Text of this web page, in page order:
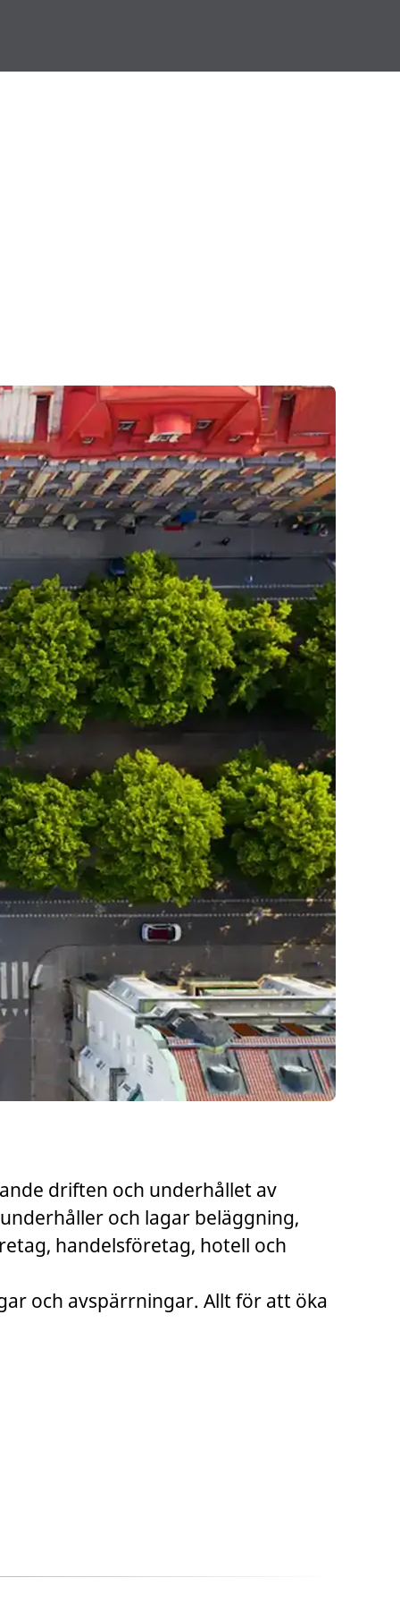
driften och underhållet av
och lagar beläggning,
handelsföretag, hotell och
och avspärrningar. Allt för att öka